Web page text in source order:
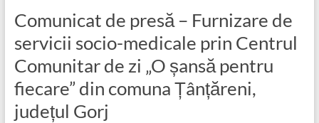
Comunicat de presă – Furnizare de
servicii socio-medicale prin Centrul
Comunitar de zi „O șansă pentru
fiecare” din comuna Țânțăreni,
județul Gorj